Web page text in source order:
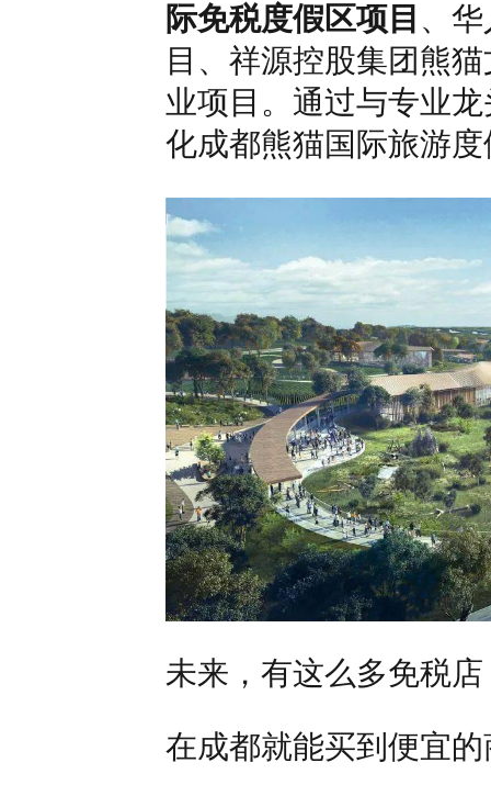
际免税度假区项目 、
目、祥源控股集团熊
业项目。通过与专业
化成都熊猫国际旅游
未来，有这么多免税店
在成都就能买到便宜的